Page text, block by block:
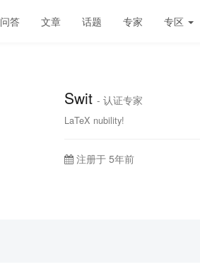
问答 文章 话题 专家 专区
Swit - 认证专家
LaTeX nubility!
注册于 5年前